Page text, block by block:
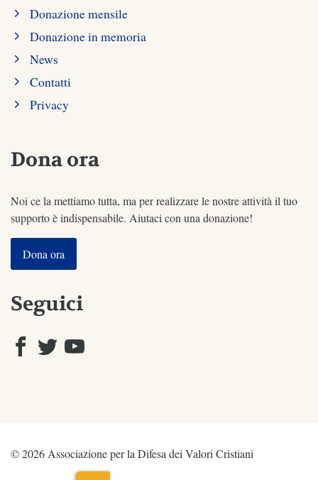
Donazione mensile
Donazione in memoria
News
Contatti
Privacy
Dona ora
Noi ce la mettiamo tutta, ma per realizzare le nostre attività il tuo
supporto è indispensabile. Aiutaci con una donazione!
Dona ora
Seguici
© 2026 Associazione per la Difesa dei Valori Cristiani